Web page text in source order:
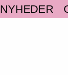
NYHEDER